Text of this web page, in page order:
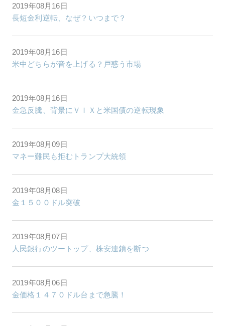
2019年08月16日
長短金利逆転、なぜ？いつまで？
2019年08月16日
米中どちらが音を上げる？戸惑う市場
2019年08月16日
金急反騰、背景にＶＩＸと米国債の逆転現象
2019年08月09日
マネー難民も拒むトランプ大統領
2019年08月08日
金１５００ドル突破
2019年08月07日
人民銀行のツートップ、株安連鎖を断つ
2019年08月06日
金価格１４７０ドル台まで急騰！